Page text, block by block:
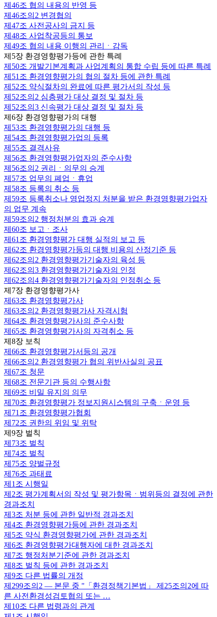
제46조 협의 내용의 반영 등
제46조의2 변경협의
제47조 사전공사의 금지 등
제48조 사업착공등의 통보
제49조 협의 내용 이행의 관리ㆍ감독
제5장 환경영향평가등에 관한 특례
제50조 개발기본계획과 사업계획의 통합 수립 등에 따른 특례
제51조 환경영향평가의 협의 절차 등에 관한 특례
제52조 약식절차의 완료에 따른 평가서의 작성 등
제52조의2 심층평가 대상 결정 및 절차 등
제52조의3 신속평가 대상 결정 및 절차 등
제6장 환경영향평가의 대행
제53조 환경영향평가의 대행 등
제54조 환경영향평가업의 등록
제55조 결격사유
제56조 환경영향평가업자의 준수사항
제56조의2 권리ㆍ의무의 승계
제57조 업무의 폐업ㆍ휴업
제58조 등록의 취소 등
제59조 등록취소나 영업정지 처분을 받은 환경영향평가업자
의 업무 계속
제59조의2 행정처분의 효과 승계
제60조 보고ㆍ조사
제61조 환경영향평가 대행 실적의 보고 등
제62조 환경영향평가등의 대행 비용의 산정기준 등
제62조의2 환경영향평가기술자의 육성 등
제62조의3 환경영향평가기술자의 인정
제62조의4 환경영향평가기술자의 인정취소 등
제7장 환경영향평가사
제63조 환경영향평가사
제63조의2 환경영향평가사 자격시험
제64조 환경영향평가사의 준수사항
제65조 환경영향평가사의 자격취소 등
제8장 보칙
제66조 환경영향평가서등의 공개
제66조의2 환경영향평가 협의 위반사실의 공표
제67조 청문
제68조 전문기관 등의 수행사항
제69조 비밀 유지의 의무
제70조 환경영향평가 정보지원시스템의 구축ㆍ운영 등
제71조 환경영향평가협회
제72조 권한의 위임 및 위탁
제9장 벌칙
제73조 벌칙
제74조 벌칙
제75조 양벌규정
제76조 과태료
제1조 시행일
제2조 평가계획서의 작성 및 평가항목ㆍ범위등의 결정에 관한
경과조치
제3조 처분 등에 관한 일반적 경과조치
제4조 환경영향평가등에 관한 경과조치
제5조 약식 환경영향평가에 관한 경과조치
제6조 환경영향평가대행자에 대한 경과조치
제7조 행정처분기준에 관한 경과조치
제8조 벌칙 등에 관한 경과조치
제9조 다른 법률의 개정
제299조의2 — 본문 중 "「환경정책기본법」 제25조의2에 따
른 사전환경성검토협의 또는 …
제10조 다른 법령과의 관계